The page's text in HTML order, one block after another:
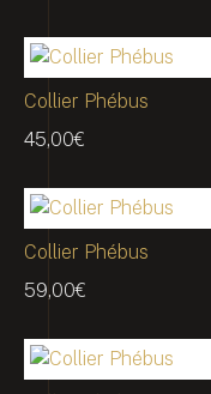
Collier Phébus
45,00€
Collier Phébus
59,00€